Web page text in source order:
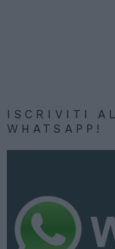
ISCRIVITI
WHATSAPP!